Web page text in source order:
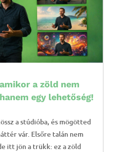
a zöld nem
egy lehetőség!
a stúdióba, és mögötted
vár. Elsőre talán nem
itt jön a trükk: ez a zöld